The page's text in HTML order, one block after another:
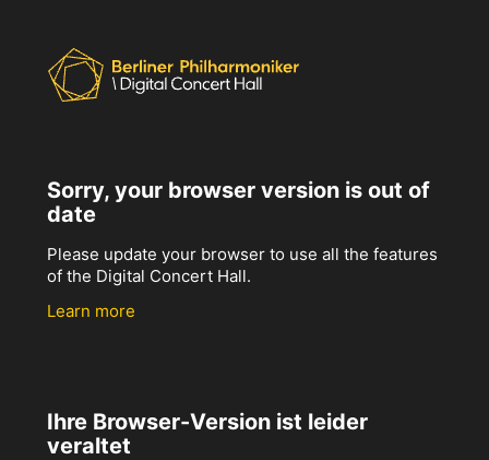
Sorry, your browser version is out of
date
Please update your browser to use all the features
of the Digital Concert Hall.
Learn more
Ihre Browser-Version ist leider
veraltet